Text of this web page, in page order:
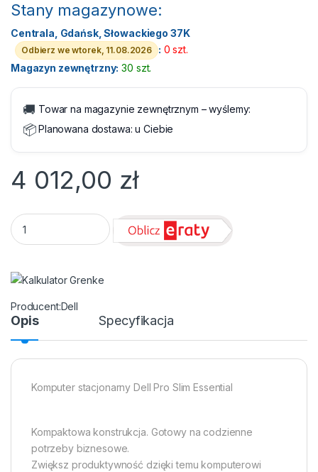
Stany magazynowe:
Centrala, Gdańsk, Słowackiego 37K
Odbierz we wtorek, 11.08.2026 : 0 szt.
Magazyn zewnętrzny: 30 szt.
🚚 Towar na magazynie zewnętrznym – wyślemy:
📦Planowana dostawa:u Ciebie
4 012,00 zł
Komputer Dell Pro Slim Essential QVS1260 Ultra 5 225 16GB
Dell
Opis Specyfikacja
Komputer stacjonarny Dell Pro Slim Essential
Kompaktowa konstrukcja. Gotowy na codzienne
potrzeby biznesowe.
Zwiększ produktywność dzięki temu komputerowi